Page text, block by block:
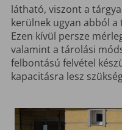
látható, viszont a
kerülnek ugyan abból a
Ezen kívül persze
valamint a tárolási
felbontású felvétel
kapacitásra lesz